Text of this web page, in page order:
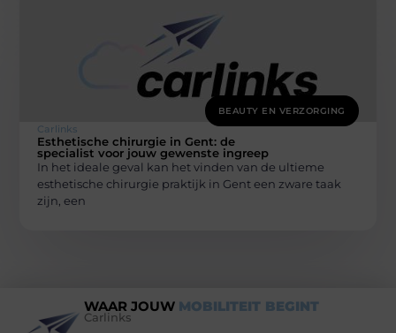
BEAUTY EN VERZORGING
Carlinks
Esthetische chirurgie in Gent: de
specialist voor jouw gewenste ingreep
In het ideale geval kan het vinden van de ultieme
esthetische chirurgie praktijk in Gent een zware taak
zijn, een
WAAR JOUW MOBILITEIT BEGINT
Carlinks